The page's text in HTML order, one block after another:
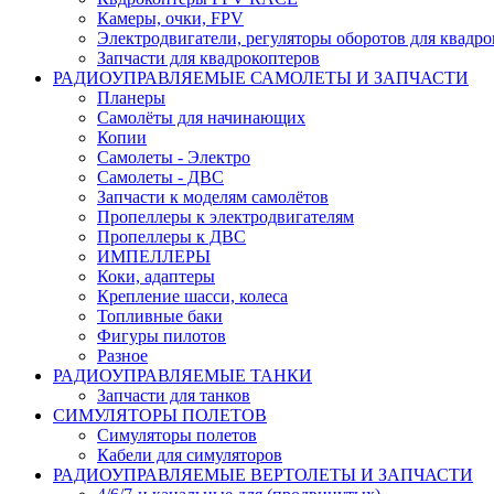
Камеры, очки, FPV
Электродвигатели, регуляторы оборотов для
Запчасти для квадрокоптеров
РАДИОУПРАВЛЯЕМЫЕ САМОЛЕТЫ И ЗАПЧАСТИ
Планеры
Самолёты для начинающих
Копии
Самолеты - Электро
Самолеты - ДВС
Запчасти к моделям самолётов
Пропеллеры к электродвигателям
Пропеллеры к ДВС
ИМПЕЛЛЕРЫ
Коки, адаптеры
Крепление шасси, колеса
Топливные баки
Фигуры пилотов
Разное
РАДИОУПРАВЛЯЕМЫЕ ТАНКИ
Запчасти для танков
СИМУЛЯТОРЫ ПОЛЕТОВ
Симуляторы полетов
Кабели для симуляторов
РАДИОУПРАВЛЯЕМЫЕ ВЕРТОЛЕТЫ И ЗАПЧАСТИ